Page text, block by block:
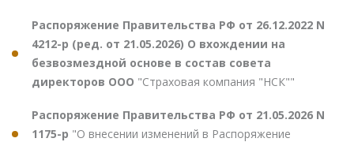
Распоряжение Правительства РФ от 26.12.2022 N
4212-р (ред. от 21.05.2026) О вхождении на
безвозмездной основе в состав совета
директоров ООО "Страховая компания "НСК""
Распоряжение Правительства РФ от 21.05.2026 N
1175-р "О внесении изменений в Распоряжение